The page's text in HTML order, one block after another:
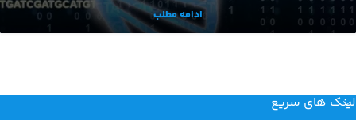
ادامه مطلب
لینک های سریع